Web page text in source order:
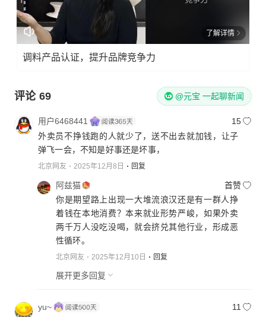
了解详情
调料产品认证，提升品牌竞争力
评论 69 @元宝 一起聊新闻
用户6468441
15
外卖员不挣钱跑的人就少了，送不出去就加钱，让子
弹飞一会，不知是好事还是坏事，
北京网友 2025年12月8日 回复
阿兹猫
首赞
你是期望路上出现一大堆流浪汉还是有一群人挣
着钱在本地消费？本来就业形势严峻，如果外卖
两千万人没吃没喝，就会挤兑其他行业，形成恶
性循环。
北京网友 2025年12月10日 回复
展开更多回复
yu~
11